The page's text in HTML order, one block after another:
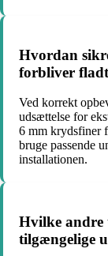
Hvordan
forbliver
Ved korrekt
udsættelse for
6 mm krydsfiner
bruge passende
installationen.
Hvilke andre
tilgængelige